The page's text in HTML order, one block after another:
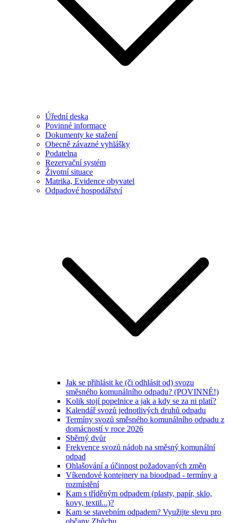
Úřední deska
Povinné informace
Dokumenty ke stažení
Obecně závazné vyhlášky
Podatelna
Rezervační systém
Životní situace
Matrika, Evidence obyvatel
Odpadové hospodářství
Jak se přihlásit ke (či odhlásit od) svozu
směsného komunálního odpadu? (POVINNÉ!)
Kolik stojí popelnice a jak a kdy se za ni platí?
Kalendář svozů jednotlivých druhů odpadu
Termíny svozů směsného komunálního odpadu z
domácností v roce 2026
Sběrný dvůr
Frekvence svozů nádob na směsný komunální
odpad
Ohlašování a účinnost požadovaných změn
Víkendové kontejnery na bioodpad - termíny a
rozmístění
Kam s tříděným odpadem (plasty, papír, sklo,
kovy, textil...)?
Kam se stavebním odpadem? Využijte slevu pro
občany Zbůchu